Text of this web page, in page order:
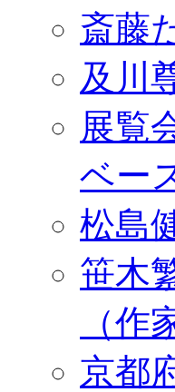
斎藤
及川
展覧
ベー
松島
笹木
（作
京都